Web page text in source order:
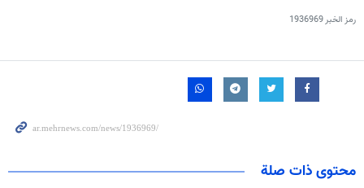
رمز الخبر1936969
محتوى ذات صلة